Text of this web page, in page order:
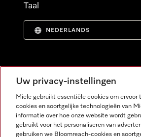
Taal
NEDERLANDS
Uw privacy-instellingen
Miele gebruikt essentiële cookies om
cookies en soortgelijke technologieën van
informatie over hoe onze website wordt
gebruikt voor het personaliseren van
gebruiken we Bloomreach-cookies en